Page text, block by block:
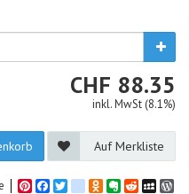
CHF CHF
88.35
inkl. MwSt (8.1%)
Auf Merkliste
PinterestFacebook
Twittergoogle_bookmarks
Odnoklassniki
Evernote
Reddit